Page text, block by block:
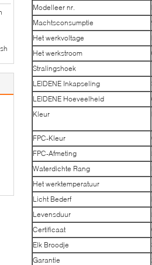
Modelleer nr.
Machtsconsumptie
Het werkvoltage
Het werkstroom
Stralingshoek
LEIDENE Inkapseling
LEIDENE Hoeveelheid
Kleur
FPC-Kleur
FPC-Afmeting
Waterdichte Rang
Het werktemperatuur
Licht Bederf
Levensduur
Certificaat
Elk Broodje
Garantie